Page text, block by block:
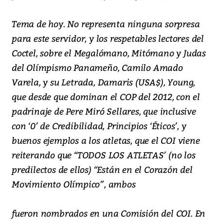
Tema de hoy. No representa ninguna sorpresa
para este servidor, y los respetables lectores del
Coctel, sobre el Megalómano, Mitómano y Judas
del Olímpismo Panameño, Camilo Amado
Varela, y su Letrada, Damaris (USA$), Young,
que desde que dominan el COP del 2012, con el
padrinaje de Pere Miró Sellares, que inclusive
con ‘0’ de Credibilidad, Principios ‘Éticos’, y
buenos ejemplos a los atletas, que el COI viene
reiterando que “TODOS LOS ATLETAS’ (no los
predilectos de ellos) “Están en el Corazón del
Movimiento Olímpico”, ambos
fueron nombrados en una Comisión del COI. En